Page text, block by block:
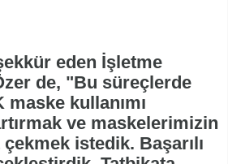
eden İşletme
de, "Bu süreçlerde
kullanımı
artırmak ve maskelerimizin
istedik. Başarılı